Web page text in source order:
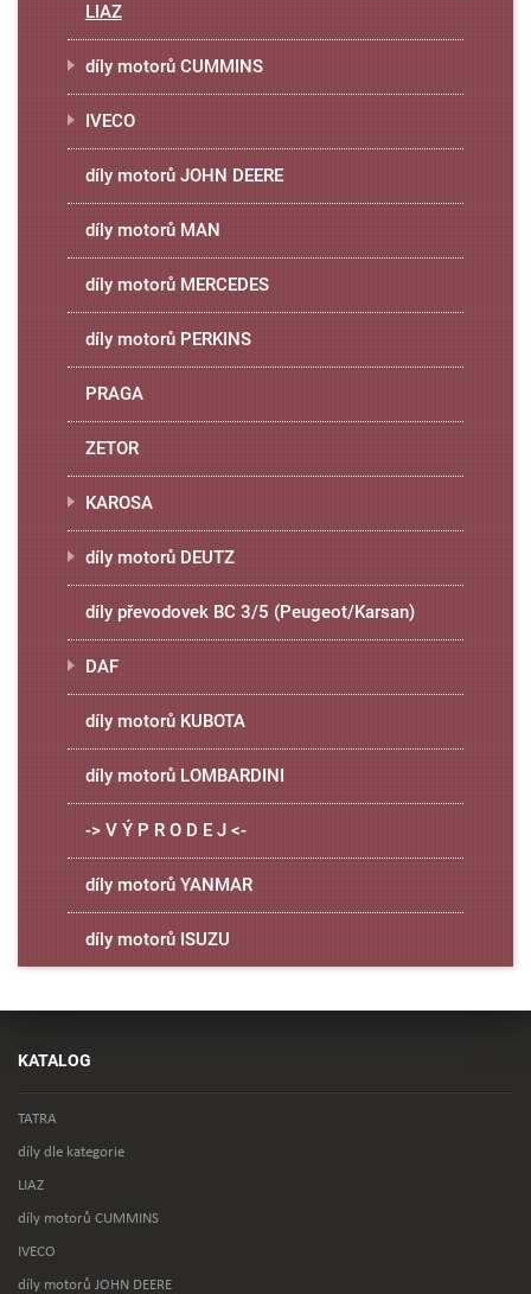
LIAZ
díly motorů CUMMINS
IVECO
díly motorů JOHN DEERE
díly motorů MAN
díly motorů MERCEDES
díly motorů PERKINS
PRAGA
ZETOR
KAROSA
díly motorů DEUTZ
díly převodovek BC 3/5 (Peugeot/Karsan)
DAF
díly motorů KUBOTA
díly motorů LOMBARDINI
-> V Ý P R O D E J <-
díly motorů YANMAR
díly motorů ISUZU
KATALOG
TATRA
díly dle kategorie
LIAZ
díly motorů CUMMINS
IVECO
díly motorů JOHN DEERE